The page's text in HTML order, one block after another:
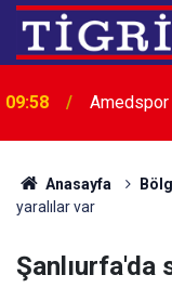
09:58 Amedspor
Anasayfa
yaralılar var
Şanlıurfa'da